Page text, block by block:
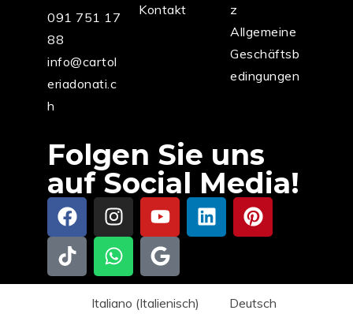
091 751 17
88
info@cartol
eriadonati.c
h
Kontakt
z
Allgemeine
Geschäftsb
edingungen
Folgen Sie uns
auf Social Media!
Italiano (Italienisch) Deutsch